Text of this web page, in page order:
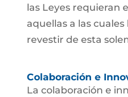
las Leyes requieran
aquellas a las
revestir de esta
Colaboración e
La colaboración e